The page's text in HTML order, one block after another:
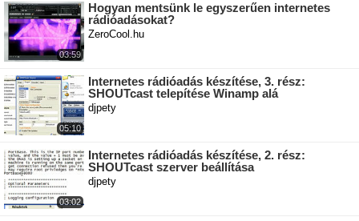
03:59
Hogyan mentsünk le egyszerűen internetes
rádióadásokat?
ZeroCool.hu
05:10
Internetes rádióadás készítése, 3. rész:
SHOUTcast telepítése Winamp alá
djpety
03:02
Internetes rádióadás készítése, 2. rész:
SHOUTcast szerver beállítása
djpety